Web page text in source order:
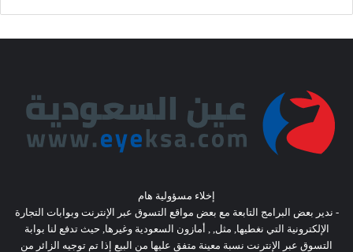
إخلاء مسؤولية هام
- ندير بعض البرامج التابعة مع بعض مواقع التسوق عبر الإنترنت وبوابات التجارة
الإلكترونية التي نغطيها, مثل, , أمازون السعودية وغيرها, حيث تدفع لنا بوابة
التسوق عبر الإنترنت نسبة معينة متفق عليها من البيع إذا تم توجيه الزائر من